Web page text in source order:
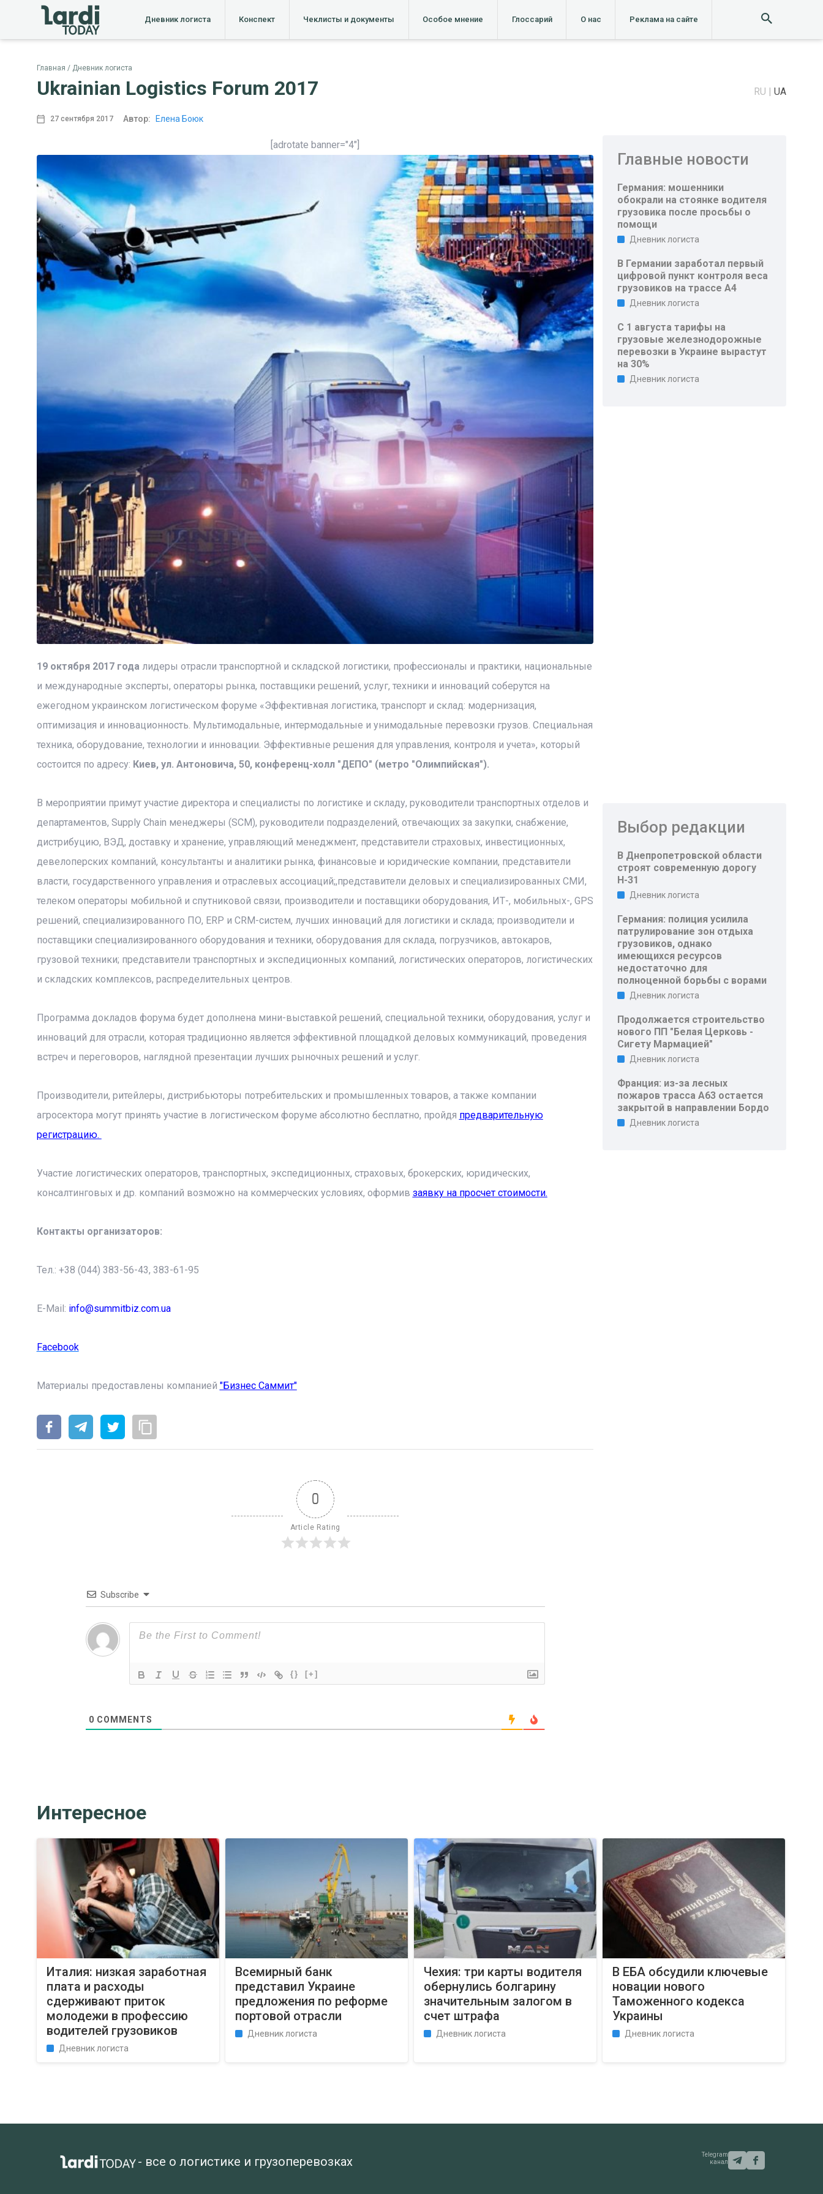
Дневник логиста Конспект Чеклисты и документы Особое мнение Глоссарий О нас Реклама на сайте
Главная Дневник логиста
Ukrainian Logistics Forum 2017 RU UA
27 сентября 2017 Автор: Елена Боюк
[adrotate banner="4"]
19 октября 2017 года лидеры отрасли транспортной и складской логистики, профессионалы и практики, национальные
и международные эксперты, операторы рынка, поставщики решений, услуг, техники и инноваций соберутся на
ежегодном украинском логистическом форуме «Эффективная логистика, транспорт и склад: модернизация,
оптимизация и инновационность. Мультимодальные, интермодальные и унимодальные перевозки грузов. Специальная
техника, оборудование, технологии и инновации. Эффективные решения для управления, контроля и учета», который
состоится по адресу: Киев, ул. Антоновича, 50, конференц-холл "ДЕПО" (метро "Олимпийская").
В мероприятии примут участие директора и специалисты по логистике и складу, руководители транспортных отделов и
департаментов, Supply Chain менеджеры (SCM), руководители подразделений, отвечающих за закупки, снабжение,
дистрибуцию, ВЭД, доставку и хранение, управляющий менеджмент, представители страховых, инвестиционных,
девелоперских компаний, консультанты и аналитики рынка, финансовые и юридические компании, представители
власти, государственного управления и отраслевых ассоциаций;,представители деловых и специализированных СМИ,
телеком операторы мобильной и спутниковой связи, производители и поставщики оборудования, ИТ-, мобильных-, GPS
решений, специализированного ПО, ERP и CRM-систем, лучших инноваций для логистики и склада; производители и
поставщики специализированного оборудования и техники, оборудования для склада, погрузчиков, автокаров,
грузовой техники; представители транспортных и экспедиционных компаний, логистических операторов, логистических
и складских комплексов, распределительных центров.
Программа докладов форума будет дополнена мини-выставкой решений, специальной техники, оборудования, услуг и
инноваций для отрасли, которая традиционно является эффективной площадкой деловых коммуникаций, проведения
встреч и переговоров, наглядной презентации лучших рыночных решений и услуг.
Производители, ритейлеры, дистрибьюторы потребительских и промышленных товаров, а также компании
агросектора могут принять участие в логистическом форуме абсолютно бесплатно, пройдя предварительную
регистрацию.
Участие логистических операторов, транспортных, экспедиционных, страховых, брокерских, юридических,
консалтинговых и др. компаний возможно на коммерческих условиях, оформив заявку на просчет стоимости.
Контакты организаторов:
Тел.: +38 (044) 383-56-43, 383-61-95
E-Mail: info@summitbiz.com.ua
Facebook
Материалы предоставлены компанией "Бизнес Саммит"
0
Article Rating
Subscribe
{} [+]
0 COMMENTS
Главные новости
Германия: мошенники
обокрали на стоянке водителя
грузовика после просьбы о
помощи
Дневник логиста
В Германии заработал первый
цифровой пункт контроля веса
грузовиков на трассе A4
Дневник логиста
С 1 августа тарифы на
грузовые железнодорожные
перевозки в Украине вырастут
на 30%
Дневник логиста
Выбор редакции
В Днепропетровской области
строят современную дорогу
Н-31
Дневник логиста
Германия: полиция усилила
патрулирование зон отдыха
грузовиков, однако
имеющихся ресурсов
недостаточно для
полноценной борьбы с ворами
Дневник логиста
Продолжается строительство
нового ПП "Белая Церковь -
Сигету Мармацией"
Дневник логиста
Франция: из-за лесных
пожаров трасса A63 остается
закрытой в направлении Бордо
Дневник логиста
Интересное
Италия: низкая заработная
плата и расходы
сдерживают приток
молодежи в профессию
водителей грузовиков
Дневник логиста
Всемирный банк
представил Украине
предложения по реформе
портовой отрасли
Дневник логиста
Чехия: три карты водителя
обернулись болгарину
значительным залогом в
счет штрафа
Дневник логиста
В ЕБА обсудили ключевые
новации нового
Таможенного кодекса
Украины
Дневник логиста
- все о логистике и грузоперевозках
Telegram
канал